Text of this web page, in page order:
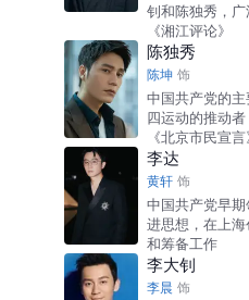
钊和陈独秀，
《湘江评论》
陈独秀
陈坤 饰
中国共产党的
四运动的推动
《北京市民宣
李达
黄轩 饰
中国共产党早
进思想，在上
和筹备工作
李大钊
李晨 饰